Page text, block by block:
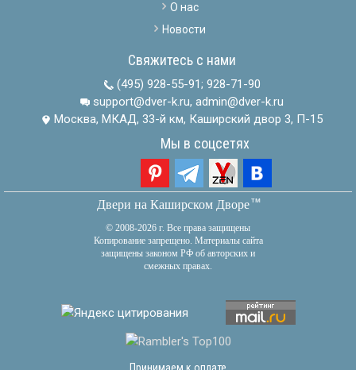
О нас
Новости
Свяжитесь с нами
(495) 928-55-91; 928-71-90
support@dver-k.ru, admin@dver-k.ru
Москва, МКАД, 33-й км, Каширский двор 3, П-15
Мы в соцсетях
Двери на Каширском Дворетм
© 2008-2026 г. Все права защищены
Копирование запрещено. Материалы сайта
защищены законом РФ об авторских и
смежных правах.